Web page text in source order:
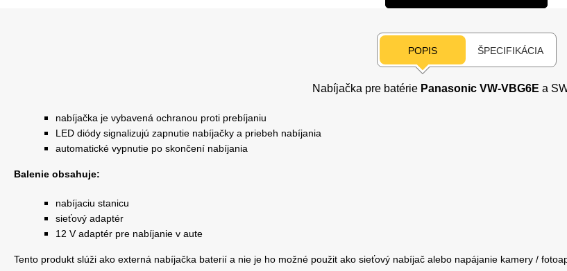
POPIS ŠPECIFIKÁCIA
Nabíjačka pre batérie Panasonic VW-VBG6E a
nabíjačka je vybavená ochranou proti prebíjaniu
LED diódy signalizujú zapnutie nabíjačky a priebeh nabíjania
automatické vypnutie po skončení nabíjania
Balenie obsahuje:
nabíjaciu stanicu
sieťový adaptér
12 V adaptér pre nabíjanie v aute
Tento produkt slúži ako externá nabíjačka baterií a nie je ho možné použit ako sieťový nabíjač alebo napájanie kamery /